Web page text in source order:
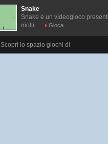
Snake
Snake è un videogioco
molti......
Gioca
Scopri lo spazio giochi di